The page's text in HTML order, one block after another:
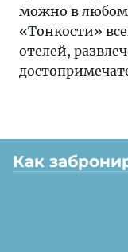
можно в любом
«Тонкости»
отелей,
Как